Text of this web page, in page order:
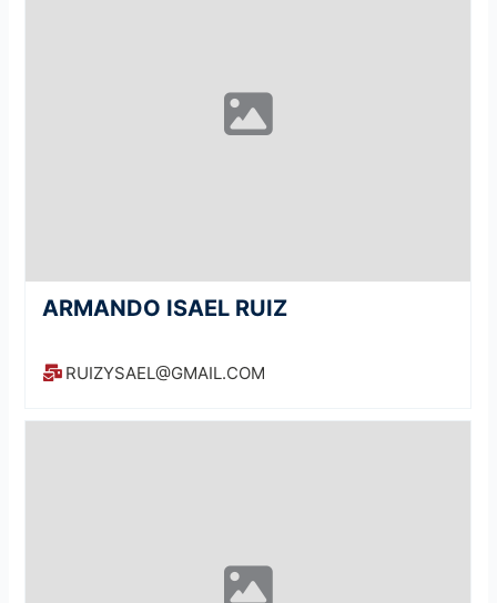
ARMANDO ISAEL RUIZ
RUIZYSAEL@GMAIL.COM